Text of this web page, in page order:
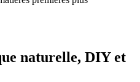
naturelle, DIY et